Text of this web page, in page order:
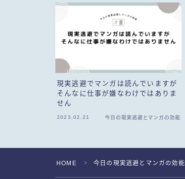
現実逃避でマンガは読んでいますが
そんなに仕事が嫌なわけではありま
せん
2023.02.21 今日の現実逃避とマンガの効能
HOME ＞ 今日の現実逃避とマンガの効能